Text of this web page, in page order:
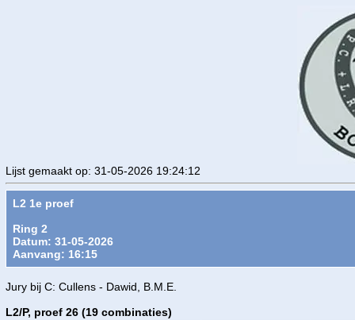
Lijst gemaakt op: 31-05-2026 19:24:12
L2 1e proef
Ring 2
Datum: 31-05-2026
Aanvang: 16:15
Jury bij C: Cullens - Dawid, B.M.E.
L2/P, proef 26 (19 combinaties)